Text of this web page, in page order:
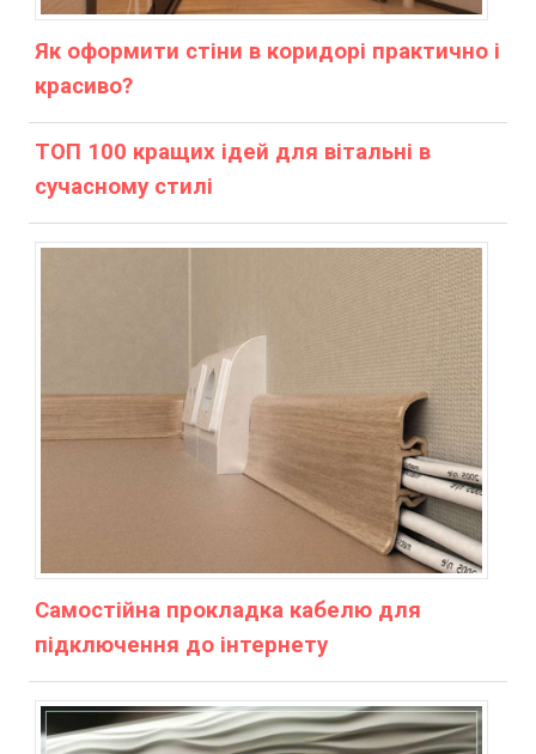
Як оформити стіни в коридорі практично і
красиво?
ТОП 100 кращих ідей для вітальні в
сучасному стилі
Самостійна прокладка кабелю для
підключення до інтернету